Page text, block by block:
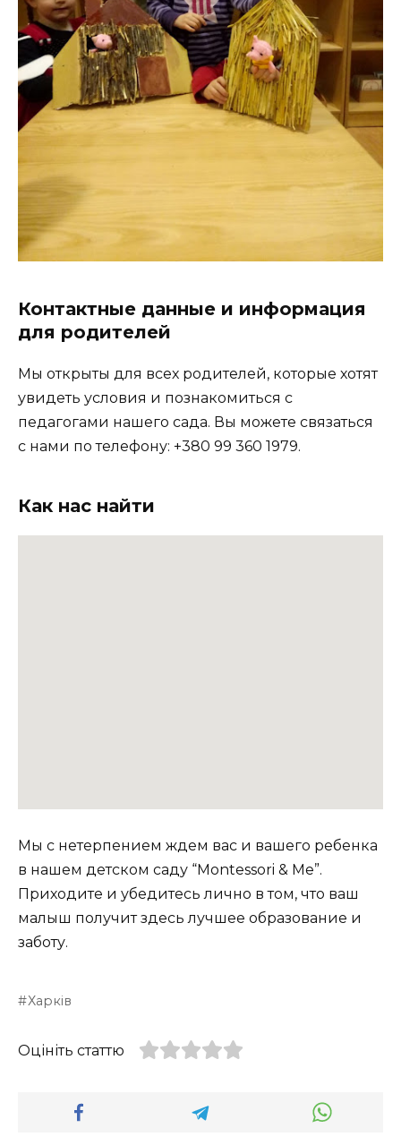
Контактные данные и информация
для родителей
Мы открыты для всех родителей, которые хотят
увидеть условия и познакомиться с
педагогами нашего сада. Вы можете связаться
с нами по телефону: +380 99 360 1979.
Как нас найти
Мы с нетерпением ждем вас и вашего ребенка
в нашем детском саду “Montessori & Me”.
Приходите и убедитесь лично в том, что ваш
малыш получит здесь лучшее образование и
заботу.
Харків
Оцініть статтю